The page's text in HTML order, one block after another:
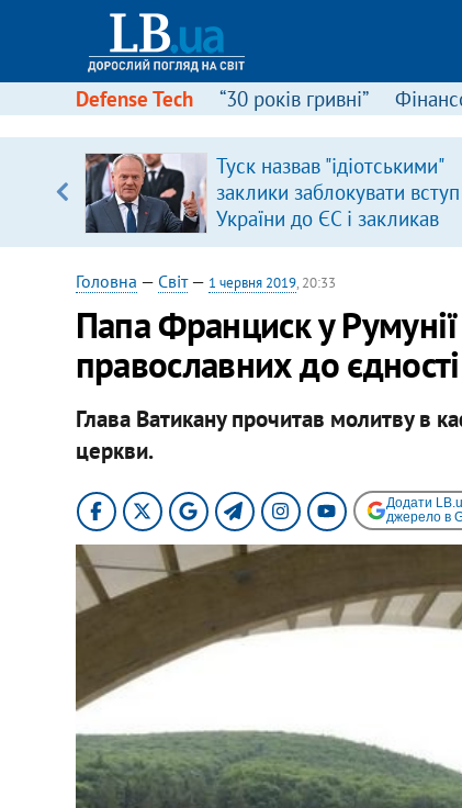
Defense Tech “30 років гривні”
Туск назвав "ідіотськими"
заклики заблокувати вступ
України до ЄС і закликав
припинити антиукраїнську
риторику
Головна — Світ— 1 червня 2019, 20:33
Папа Франциск у Румунії
православних до єдності
Глава Ватикану прочитав молитву в
церкви.
Додати
джерело в